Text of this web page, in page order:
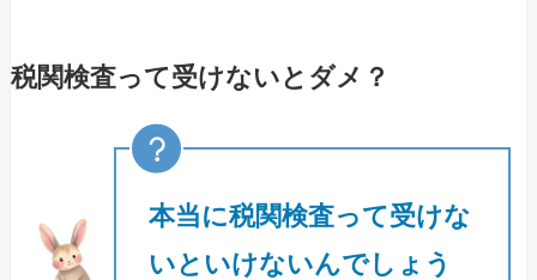
税関検査って受けないとダメ？
本当に税関検査って受けな
いといけないんでしょう